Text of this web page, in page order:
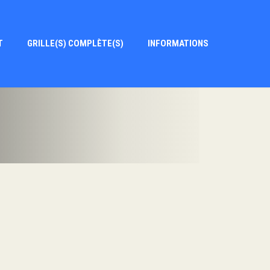
GRILLE(S) COMPLÈTE(S) INFORMATIONS